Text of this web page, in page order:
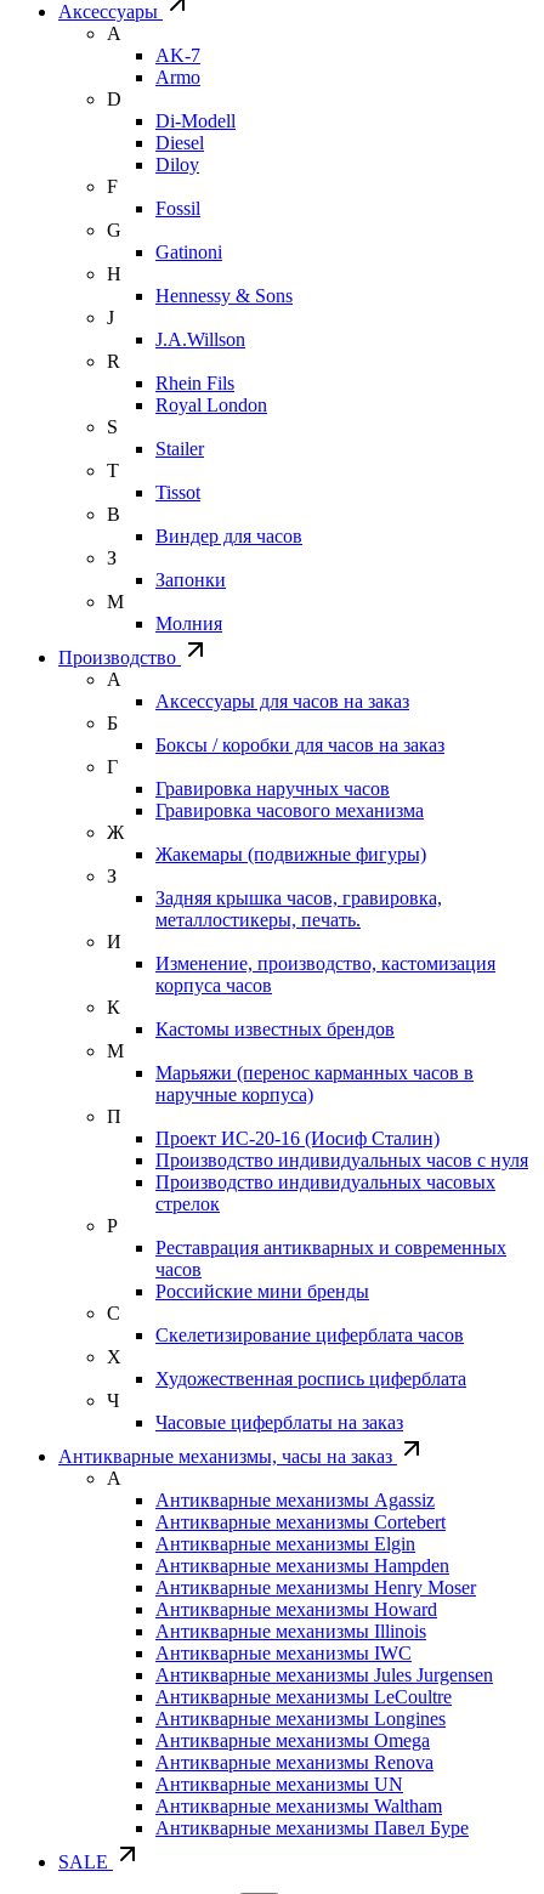
Аксессуары
A
AK-7
Armo
D
Di-Modell
Diesel
Diloy
F
Fossil
G
Gatinoni
H
Hennessy & Sons
J
J.A.Willson
R
Rhein Fils
Royal London
S
Stailer
T
Tissot
В
Виндер для часов
З
Запонки
М
Молния
Производство
А
Аксессуары для часов на заказ
Б
Боксы / коробки для часов на заказ
Г
Гравировка наручных часов
Гравировка часового механизма
Ж
Жакемары (подвижные фигуры)
З
Задняя крышка часов, гравировка,
металлостикеры, печать.
И
Изменение, производство, кастомизация
корпуса часов
К
Кастомы известных брендов
М
Марьяжи (перенос карманных часов в
наручные корпуса)
П
Проект ИС-20-16 (Иосиф Сталин)
Производство индивидуальных часов с нуля
Производство индивидуальных часовых
стрелок
Р
Реставрация антикварных и современных
часов
Российские мини бренды
С
Скелетизирование циферблата часов
Х
Художественная роспись циферблата
Ч
Часовые циферблаты на заказ
Антикварные механизмы, часы на заказ
А
Антикварные механизмы Agassiz
Антикварные механизмы Cortebert
Антикварные механизмы Elgin
Антикварные механизмы Hampden
Антикварные механизмы Henry Moser
Антикварные механизмы Howard
Антикварные механизмы Illinois
Антикварные механизмы IWC
Антикварные механизмы Jules Jurgensen
Антикварные механизмы LeCoultre
Антикварные механизмы Longines
Антикварные механизмы Omega
Антикварные механизмы Renova
Антикварные механизмы UN
Антикварные механизмы Waltham
Антикварные механизмы Павел Буре
SALE